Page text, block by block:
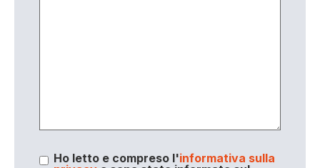
Ho letto e compreso l'informativa sulla